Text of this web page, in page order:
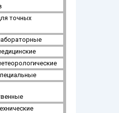
точных